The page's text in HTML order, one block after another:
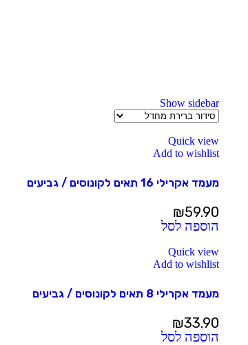
Show sidebar
Quick view
Add to wishlist
מעמד אקרילי 16 תאים לקונוסים / גביעים
₪59.90
הוספה לסל
Quick view
Add to wishlist
מעמד אקרילי 8 תאים לקונוסים / גביעים
₪33.90
הוספה לסל